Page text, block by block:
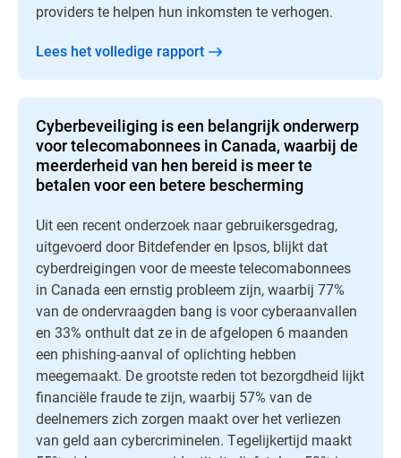
providers te helpen hun inkomsten te verhogen.
Lees het volledige rapport
Cyberbeveiliging is een belangrijk onderwerp
voor telecomabonnees in Canada, waarbij de
meerderheid van hen bereid is meer te
betalen voor een betere bescherming
Uit een recent onderzoek naar gebruikersgedrag,
uitgevoerd door Bitdefender en Ipsos, blijkt dat
cyberdreigingen voor de meeste telecomabonnees
in Canada een ernstig probleem zijn, waarbij 77%
van de ondervraagden bang is voor cyberaanvallen
en 33% onthult dat ze in de afgelopen 6 maanden
een phishing-aanval of oplichting hebben
meegemaakt. De grootste reden tot bezorgdheid lijkt
financiële fraude te zijn, waarbij 57% van de
deelnemers zich zorgen maakt over het verliezen
van geld aan cybercriminelen. Tegelijkertijd maakt